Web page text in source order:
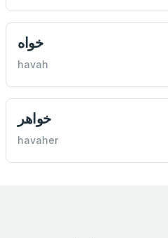
خواه
havah
خواهر
havaher